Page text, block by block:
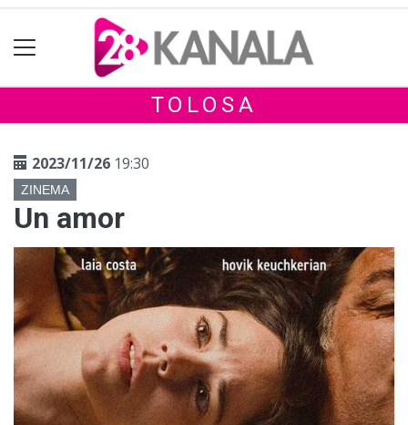
TOLOSA
2023/11/26 19:30
ZINEMA
Un amor